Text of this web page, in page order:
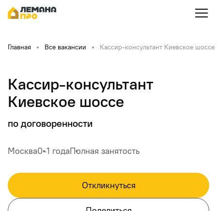
Главная Все вакансии Кассир-консультант Киевское шоссе
Кассир-консультант
Киевское шоссе
по договоренности
Москва0-1 годаПолная занятость
Откликнуться